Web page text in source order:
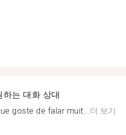
하는 대화 상대
goste de falar muit...더 보기